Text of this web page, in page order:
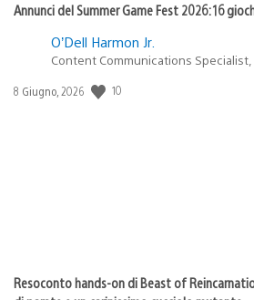
Annunci del Summer Game Fest 2026: 16
O’Dell Harmon Jr.
Content Communications Specialist,
Data
8 Giugno, 2026 10
Resoconto hands-on di Beast of